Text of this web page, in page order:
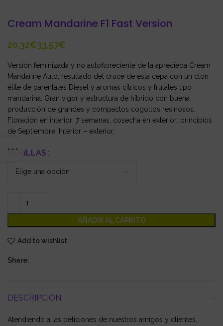
Cream Mandarine F1 Fast Version
€ €
Versión feminizada y no autofloreciente de la aprecieda Cream
Mandarine Auto, resultado del cruce de esta cepa con un clon
élite de parentales Diesel y aromas cítricos y frutales tipo
mandarina. Gran vigor y estructura de híbrido con buena
producción de grandes y compactos cogollos resinosos.
Floración en interior: 7 semanas; cosecha en exterior: principios
de Septiembre. Interior – exterior.
SEMILLAS
AÑADIR AL CARRITO
Add to wishlist
Share:
DESCRIPCIÓN
Atendiendo a las peticiones de nuestros amigos y clientes,